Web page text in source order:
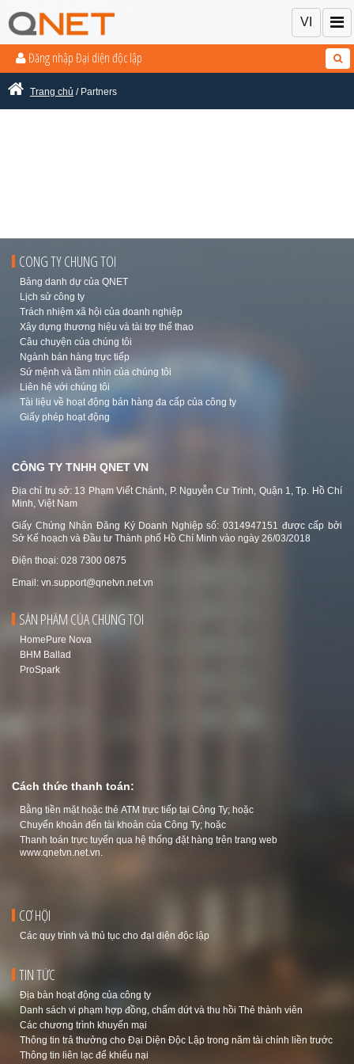
Đăng nhập Đại diện độc lập
VI
Trang chủ / Partners
CÔNG TY CHÚNG TÔI
Bảng danh dự của QNET
Lịch sử công ty
Trách nhiệm xã hội của doanh nghiệp
Xây dựng thương hiệu và tài trợ thể thao
Câu chuyện của chúng tôi
Ngành bán hàng trực tiếp
Sứ mệnh và tầm nhìn của chúng tôi
Liên hệ với chúng tôi
Tài liệu về hoạt động bán hàng đa cấp của công ty
Giấy phép hoạt động
CÔNG TY TNHH QNET VN
Địa chỉ trụ sở: 13 Phạm Viết Chánh, P. Nguyễn Cư Trinh, Quận 1, Tp. Hồ Chí
Minh, Việt Nam
Giấy Chứng Nhận Đăng Ký Doanh Nghiệp số: 0314947151 được cấp bởi
Sở Kế hoạch và Đầu tư Thành phố Hồ Chí Minh vào ngày 26/03/2018
Điện thoại: 028 7300 0875
Email: vn.support@qnetvn.net.vn
SẢN PHẨM CỦA CHÚNG TÔI
HomePure Nova
BHM Ballad
ProSpark
Cách thức thanh toán:
Bằng tiền mặt hoặc thẻ ATM trực tiếp tại Công Ty; hoặc
Chuyển khoản đến tài khoản của Công Ty; hoặc
Thanh toán trực tuyến qua hệ thống đặt hàng trên trang web
www.qnetvn.net.vn.
CƠ HỘI
Các quy trình và thủ tục cho đạI diện độc lập
TIN TỨC
Địa bàn hoạt động của công ty
Danh sách vi phạm hợp đồng, chấm dứt và thu hồi Thẻ thành viên
Các chương trình khuyến mại
Thông tin trả thưởng cho Đại Diện Độc Lập trong năm tài chính liền trước
Thông tin liên lạc để khiếu nại